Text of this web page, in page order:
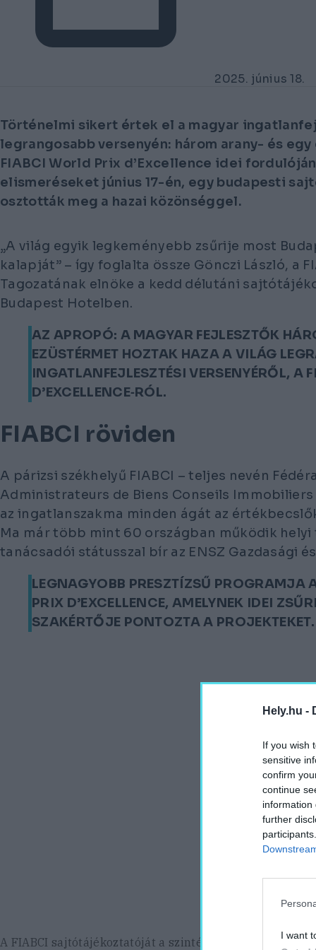
Hely.hu -
If you wish
sensitive
confirm
continue
information
further
I want
2025. június 18.
Történelmi sikert értek el a magyar
legrangosabb versenyén: három arany- és
FIABCI World Prix d’Excellence idei
elismeréseket június 17-én, egy budapesti
osztották meg a hazai közönséggel.
„A világ egyik legkeményebb zsűrije most
kalapját”– így foglalta össze Gönczi László, a
Tagozatának elnöke a kedd délutáni
Budapest Hotelben.
AZ APROPÓ: A MAGYAR FEJLESZTŐK
EZÜSTÉRMET HOZTAK HAZA A VILÁG
INGATLANFEJLESZTÉSI VERSENYÉRŐL, A
D’EXCELLENCE‑RÓL.
FIABCI röviden
A párizsi székhelyű FIABCI – teljes nevén
Administrateurs de Biens Conseils Immobiliers
az ingatlanszakma minden ágát az
Ma már több mint 60 országban működik helyi
tanácsadói státusszal bír az ENSZ Gazdasági
LEGNAGYOBB PRESZTÍZSŰ PROGRAMJA
PRIX D’EXCELLENCE, AMELYNEK IDEI
SZAKÉRTŐJE PONTOZTA A PROJEKTEKET.
A FIABCI sajtótájékoztatóját a szintén aranyérmes W